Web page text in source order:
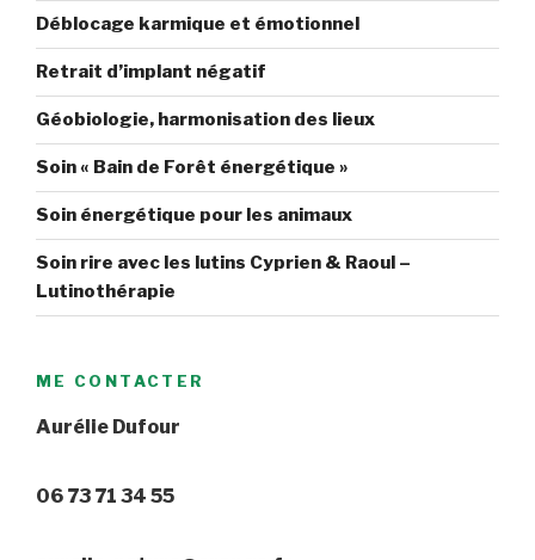
Déblocage karmique et émotionnel
Retrait d’implant négatif
Géobiologie, harmonisation des lieux
Soin « Bain de Forêt énergétique »
Soin énergétique pour les animaux
Soin rire avec les lutins Cyprien & Raoul –
Lutinothérapie
ME CONTACTER
Aurélie Dufour
06 73 71 34 55